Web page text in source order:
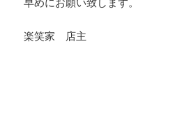
楽笑家 店主